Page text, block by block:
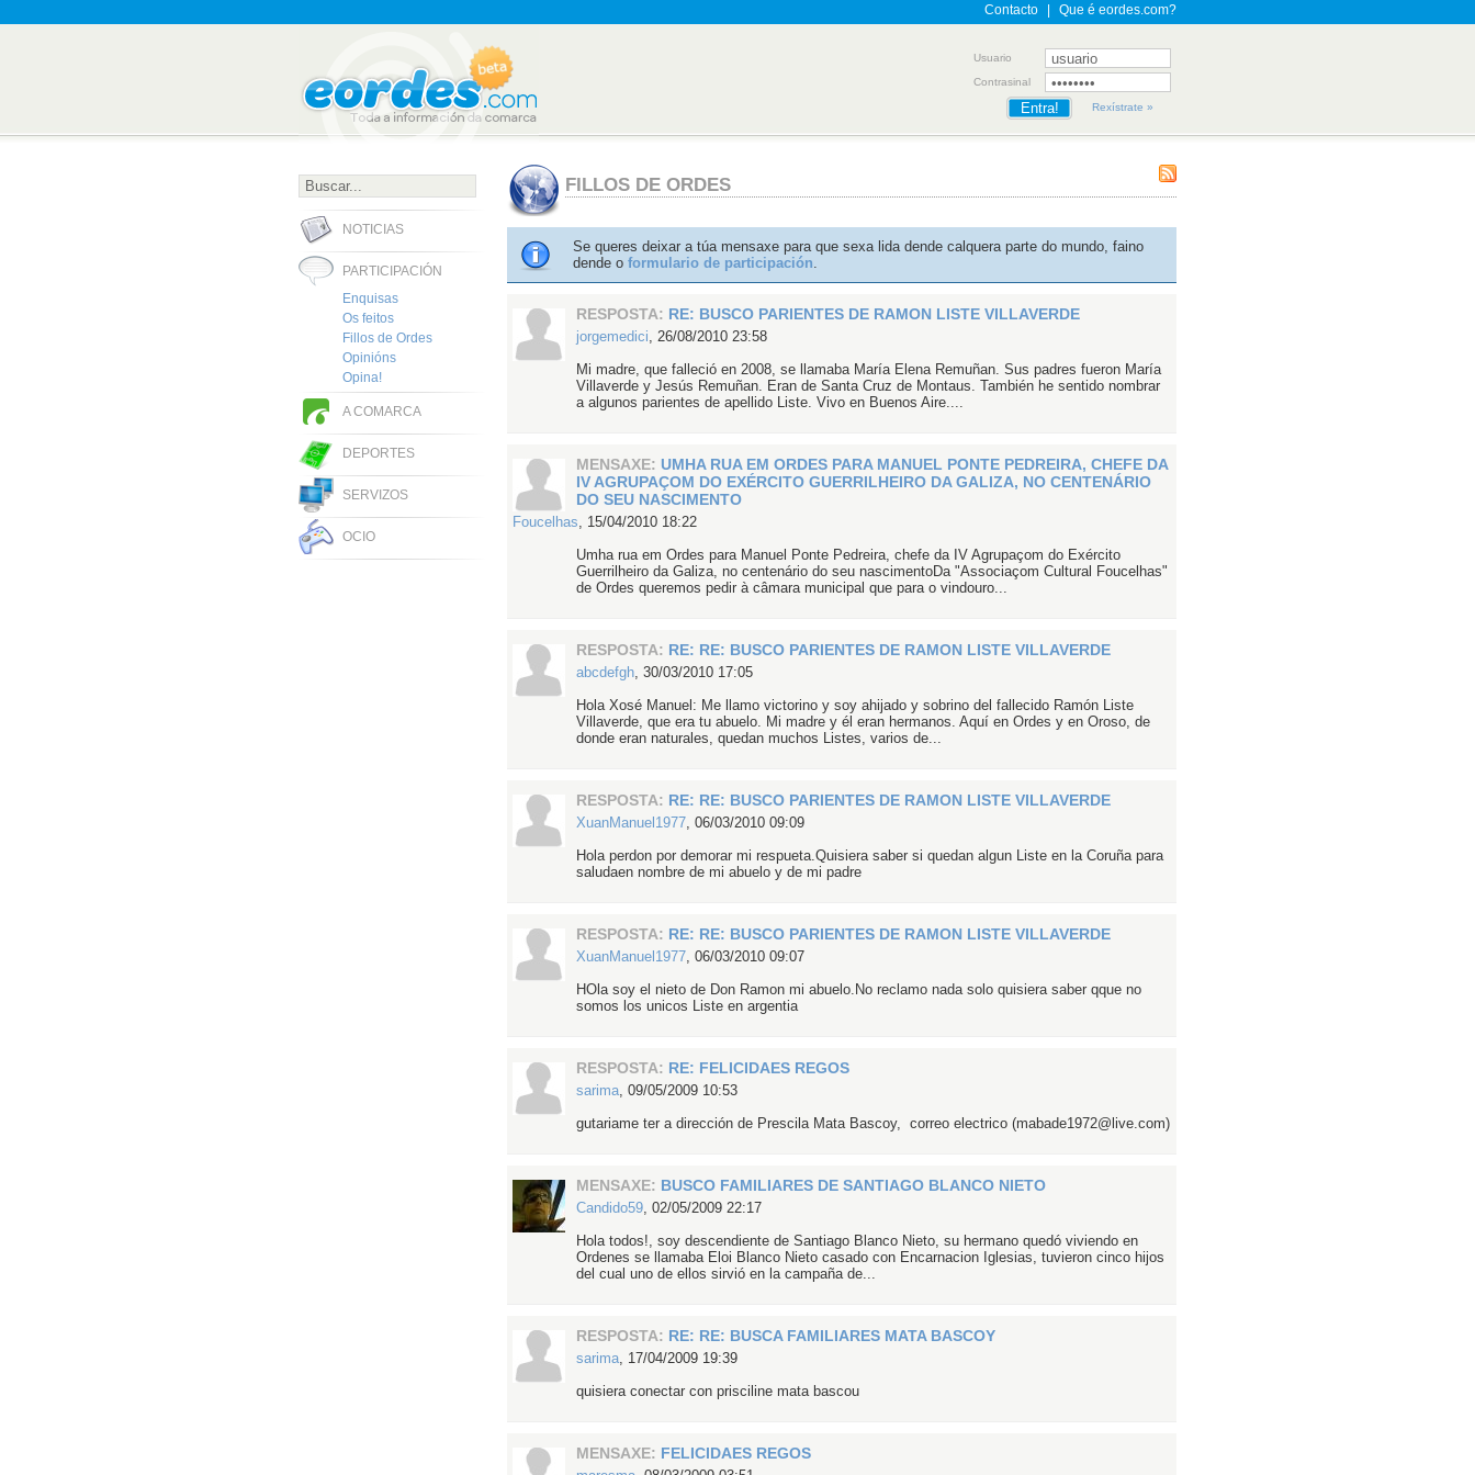
Contacto Que é eordes.com?
Usuario
Contrasinal
Rexístrate »
NOTICIAS
PARTICIPACIÓN
Enquisas
Os feitos
Fillos de Ordes
Opinións
Opina!
A COMARCA
DEPORTES
SERVIZOS
OCIO
FILLOS DE ORDES
Se queres deixar a túa mensaxe para que sexa lida dende calquera parte do mundo, faino
dende o formulario de participación.
RESPOSTA: RE: BUSCO PARIENTES DE RAMON LISTE VILLAVERDE
jorgemedici, 26/08/2010 23:58
Mi madre, que falleció en 2008, se llamaba María Elena Remuñan. Sus padres fueron María
Villaverde y Jesús Remuñan. Eran de Santa Cruz de Montaus. También he sentido nombrar
a algunos parientes de apellido Liste. Vivo en Buenos Aire....
MENSAXE: UMHA RUA EM ORDES PARA MANUEL PONTE PEDREIRA, CHEFE DA
IV AGRUPAÇOM DO EXÉRCITO GUERRILHEIRO DA GALIZA, NO CENTENÁRIO
DO SEU NASCIMENTO
Foucelhas, 15/04/2010 18:22
Umha rua em Ordes para Manuel Ponte Pedreira, chefe da IV Agrupaçom do Exército
Guerrilheiro da Galiza, no centenário do seu nascimentoDa "Associaçom Cultural Foucelhas"
de Ordes queremos pedir à câmara municipal que para o vindouro...
RESPOSTA: RE: RE: BUSCO PARIENTES DE RAMON LISTE VILLAVERDE
abcdefgh, 30/03/2010 17:05
Hola Xosé Manuel: Me llamo victorino y soy ahijado y sobrino del fallecido Ramón Liste
Villaverde, que era tu abuelo. Mi madre y él eran hermanos. Aquí en Ordes y en Oroso, de
donde eran naturales, quedan muchos Listes, varios de...
RESPOSTA: RE: RE: BUSCO PARIENTES DE RAMON LISTE VILLAVERDE
XuanManuel1977, 06/03/2010 09:09
Hola perdon por demorar mi respueta.Quisiera saber si quedan algun Liste en la Coruña para
saludaen nombre de mi abuelo y de mi padre
RESPOSTA: RE: RE: BUSCO PARIENTES DE RAMON LISTE VILLAVERDE
XuanManuel1977, 06/03/2010 09:07
HOla soy el nieto de Don Ramon mi abuelo.No reclamo nada solo quisiera saber qque no
somos los unicos Liste en argentia
RESPOSTA: RE: FELICIDAES REGOS
sarima, 09/05/2009 10:53
gutariame ter a dirección de Prescila Mata Bascoy, correo electrico (mabade1972@live.com)
MENSAXE: BUSCO FAMILIARES DE SANTIAGO BLANCO NIETO
Candido59, 02/05/2009 22:17
Hola todos!, soy descendiente de Santiago Blanco Nieto, su hermano quedó viviendo en
Ordenes se llamaba Eloi Blanco Nieto casado con Encarnacion Iglesias, tuvieron cinco hijos
del cual uno de ellos sirvió en la campaña de...
RESPOSTA: RE: RE: BUSCA FAMILIARES MATA BASCOY
sarima, 17/04/2009 19:39
quisiera conectar con prisciline mata bascou
MENSAXE: FELICIDAES REGOS